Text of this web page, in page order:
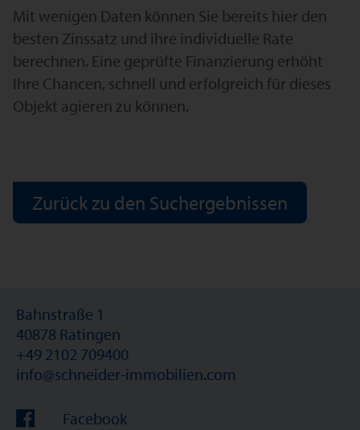
Mit wenigen Daten können Sie bereits hier den
besten Zinssatz und ihre individuelle Rate
berechnen. Eine geprüfte Finanzierung erhöht
Ihre Chancen, schnell und erfolgreich für dieses
Objekt agieren zu können.
Zurück zu den Suchergebnissen
Bahnstraße 1
40878 Ratingen
+49 2102 709400
info@schneider-immobilien.com
Facebook